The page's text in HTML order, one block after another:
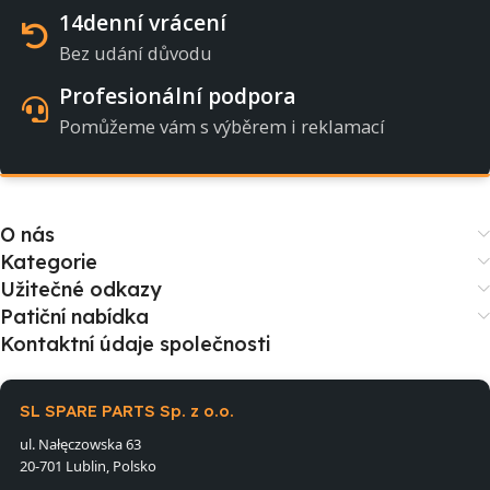
14denní vrácení
Bez udání důvodu
Profesionální podpora
Pomůžeme vám s výběrem i reklamací
O nás
Kategorie
Užitečné odkazy
Patiční nabídka
Kontaktní údaje společnosti
SL SPARE PARTS Sp. z o.o.
ul. Nałęczowska 63
20-701 Lublin, Polsko